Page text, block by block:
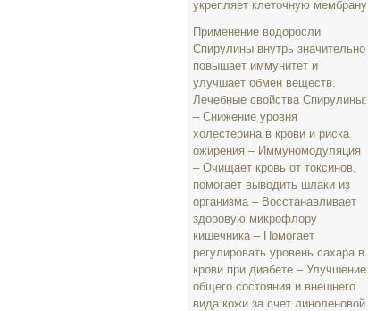
укрепляет клеточную мембрану
Применение водоросли
Спирулины внутрь значительно
повышает иммунитет и
улучшает обмен веществ.
Лечебные свойства Спирулины:
– Снижение уровня
холестерина в крови и риска
ожирения – Иммуномодуляция
– Очищает кровь от токсинов,
помогает выводить шлаки из
организма – Восстанавливает
здоровую микрофлору
кишечника – Помогает
регулировать уровень сахара в
крови при диабете – Улучшение
общего состояния и внешнего
вида кожи за счет линоленовой